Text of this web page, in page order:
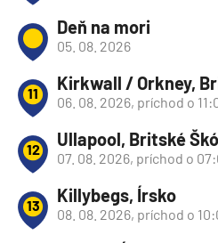
Deň na mori
05. 08. 2026
11 Kirkwall / Orkney,
06. 08. 2026, príchod o
12 Ullapool, Britské
07. 08. 2026, príchod o
13 Killybegs, Írsko
08. 08. 2026, príchod o